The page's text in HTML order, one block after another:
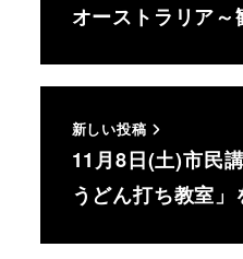
オーストラリア
新しい投稿
11月8日(土)市民
うどん打ち教室